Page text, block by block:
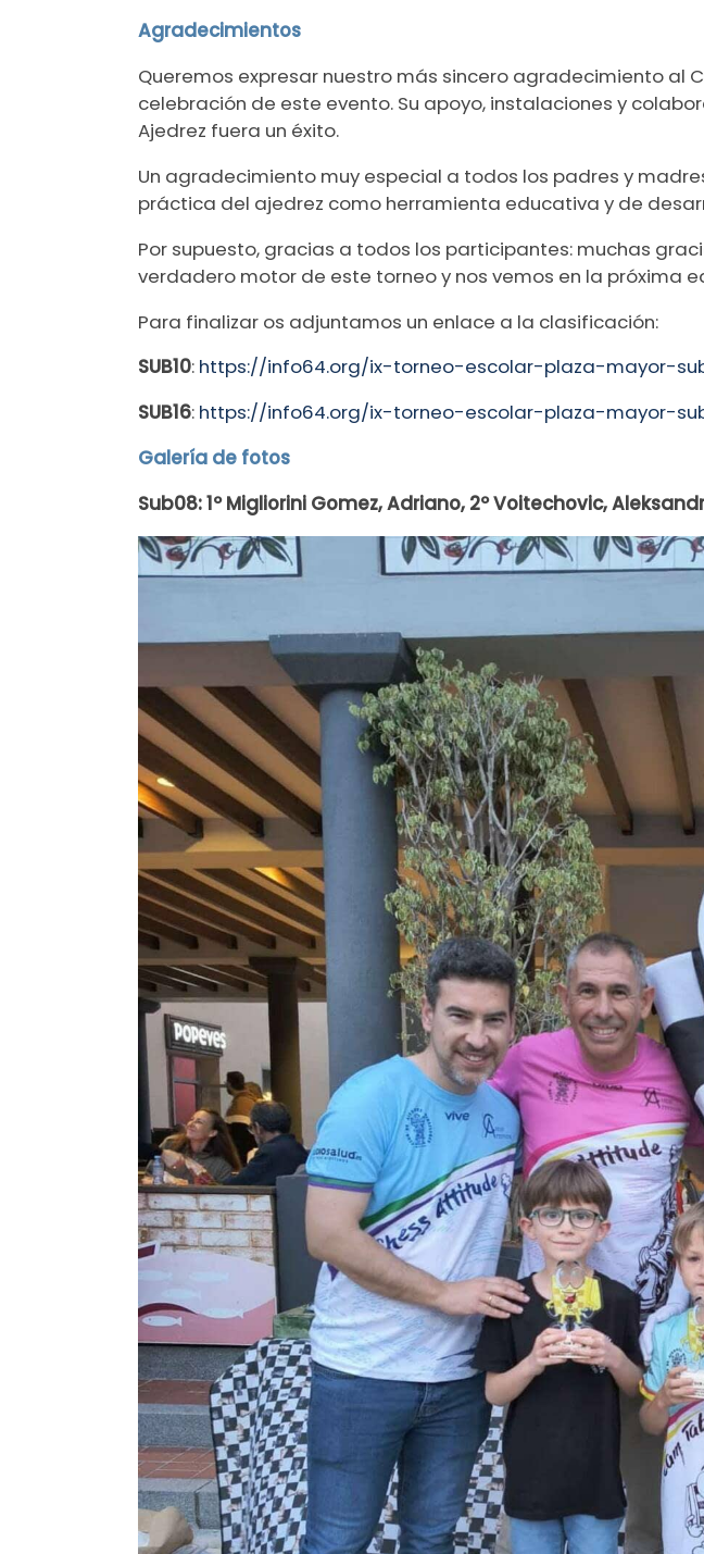
Agradecimientos
Queremos expresar nuestro más sincero agradecimiento al
celebración de este evento. Su apoyo, instalaciones y
Ajedrez fuera un éxito.
Un agradecimiento muy especial a todos los padres y
práctica del ajedrez como herramienta educativa y de
Por supuesto, gracias a todos los participantes: muchas
verdadero motor de este torneo y nos vemos en la próxima
Para finalizar os adjuntamos un enlace a la clasificación:
SUB10: https://info64.org/ix-torneo-escolar-plaza-mayor-
SUB16: https://info64.org/ix-torneo-escolar-plaza-mayor-
Galería de fotos
Sub08: 1º Migliorini Gomez, Adriano, 2º Voitechovic,